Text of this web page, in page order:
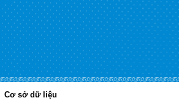
Cơ sở dữ liệu